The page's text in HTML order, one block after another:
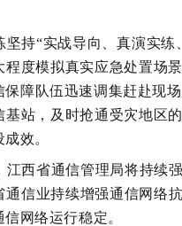
坚持“实战导向、真演实
程度模拟真实应急处置场景
保障队伍迅速调集赶赴现
基站，及时抢通受灾地区
效。
江西省通信管理局将持续
通信业持续增强通信网络
网络运行稳定。